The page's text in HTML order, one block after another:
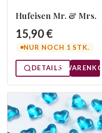
Hufeisen Mr. & Mrs.
15,90 €
NUR NOCH 1 STK.
DETAILS